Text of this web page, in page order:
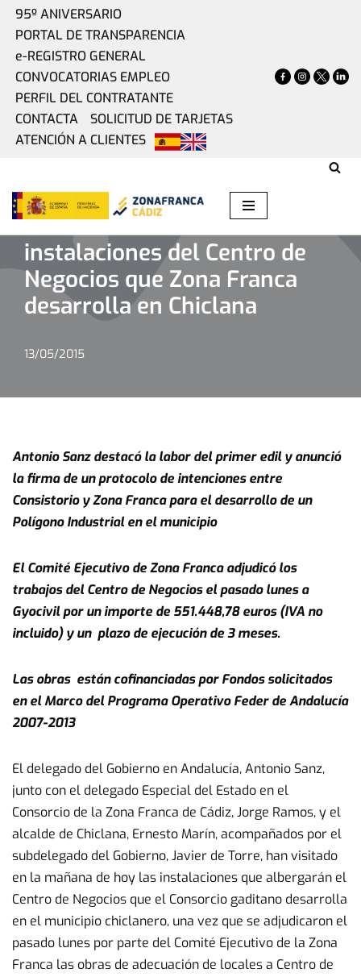
95º ANIVERSARIO
PORTAL DE TRANSPARENCIA
e-REGISTRO GENERAL
CONVOCATORIAS EMPLEO
PERFIL DEL CONTRATANTE
CONTACTA
SOLICITUD DE TARJETAS
ATENCIÓN A CLIENTES
Visita técnica a las instalaciones del
Visita técnica a las
instalaciones del Centro de
Negocios que Zona Franca
desarrolla en Chiclana
13/05/2015
Antonio Sanz destacó la labor del primer edil y anunció
la firma de un protocolo de intenciones entre
Consistorio y Zona Franca para el desarrollo de un
Polígono Industrial en el municipio
El Comité Ejecutivo de Zona Franca adjudicó los
trabajos del Centro de Negocios el pasado lunes a
Gyocivil por un importe de 551.448,78 euros (IVA no
incluido) y un plazo de ejecución de 3 meses.
Las obras están cofinanciadas por Fondos solicitados
en el Marco del Programa Operativo Feder de Andalucía
2007-2013
El delegado del Gobierno en Andalucía, Antonio Sanz,
junto con el delegado Especial del Estado en el
Consorcio de la Zona Franca de Cádiz, Jorge Ramos, y el
alcalde de Chiclana, Ernesto Marín, acompañados por el
subdelegado del Gobierno, Javier de Torre, han visitado
en la mañana de hoy las instalaciones que albergarán el
Centro de Negocios que el Consorcio gaditano desarrolla
en el municipio chiclanero, una vez que se adjudicaron el
pasado lunes por parte del Comité Ejecutivo de la Zona
Franca las obras de adecuación de locales a Centro de